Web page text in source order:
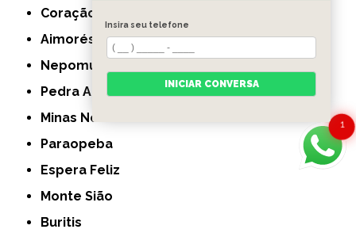
Coração de Jesus
Aimorés
Nepomuceno
Pedra Azul
Minas Novas
Paraopeba
Espera Feliz
Monte Sião
Buritis
1
Insira seu telefone
INICIAR CONVERSA